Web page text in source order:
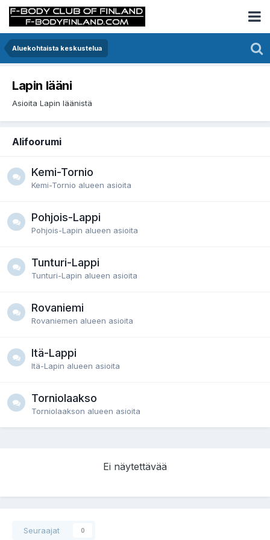
Aluekohtaista keskustelua
Lapin lääni
Asioita Lapin läänistä
Alifoorumi
Kemi-Tornio
Kemi-Tornio alueen asioita
Pohjois-Lappi
Pohjois-Lapin alueen asioita
Tunturi-Lappi
Tunturi-Lapin alueen asioita
Rovaniemi
Rovaniemen alueen asioita
Itä-Lappi
Itä-Lapin alueen asioita
Torniolaakso
Torniolaakson alueen asioita
Ei näytettävää
Seuraajat 0